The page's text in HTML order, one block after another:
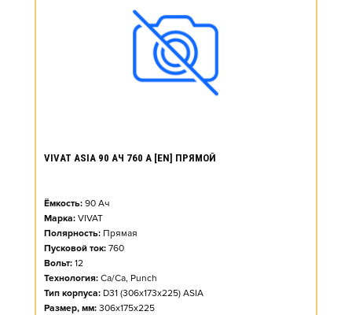
VIVAT ASIA 90 АЧ 760 А [EN] ПРЯМОЙ
Ёмкость: 90 Ач
Марка: VIVAT
Полярность: Прямая
Пусковой ток: 760
Вольт: 12
Технология: Ca/Ca, Punch
Тип корпуса: D31 (306x173x225) ASIA
Размер, мм: 306x175x225